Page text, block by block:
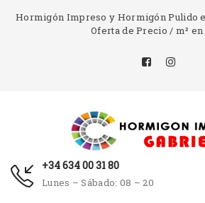
Hormigón Impreso y Hormigón Pulido
Oferta de Precio / m² en
+34 634 00 31 80
Lunes – Sábado: 08 – 20